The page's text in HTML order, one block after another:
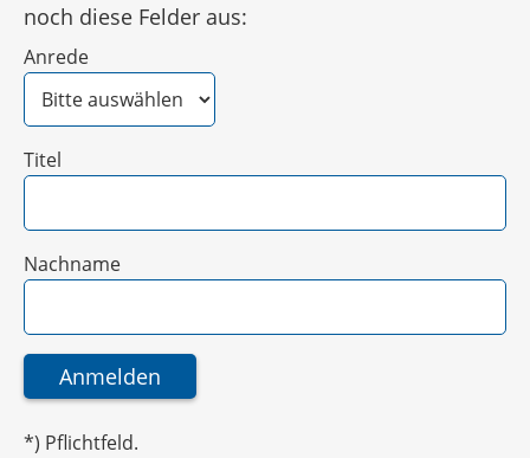
noch diese Felder aus:
Anrede
Titel
Nachname
*) Pflichtfeld.